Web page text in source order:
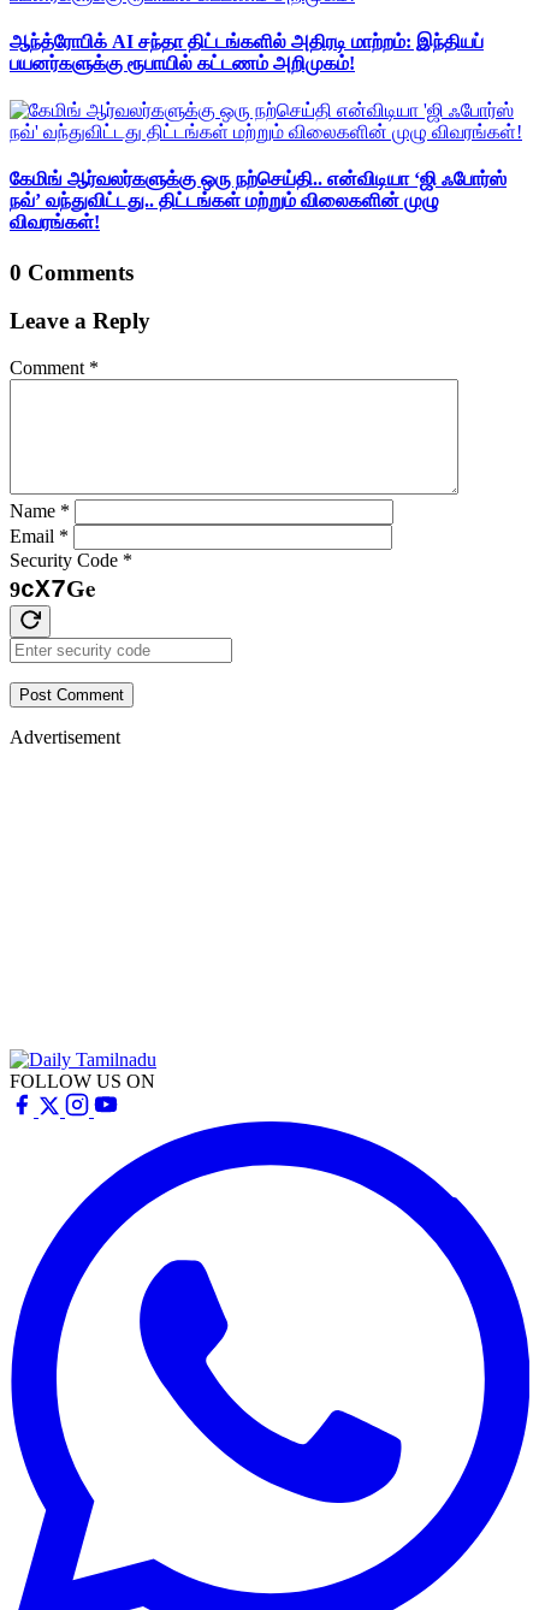
ஆந்த்ரோபிக் AI சந்தா திட்டங்களில் அதிரடி மாற்றம்: இந்தியப்
பயனர்களுக்கு ரூபாயில் கட்டணம் அறிமுகம்!
கேமிங் ஆர்வலர்களுக்கு ஒரு நற்செய்தி.. என்விடியா ‘ஜி ஃபோர்ஸ்
நவ்’ வந்துவிட்டது.. திட்டங்கள் மற்றும் விலைகளின் முழு
விவரங்கள்!
0 Comments
Leave a Reply
Comment *
Name *
Email *
Security Code *
9cX7Ge
Post Comment
Advertisement
FOLLOW US ON